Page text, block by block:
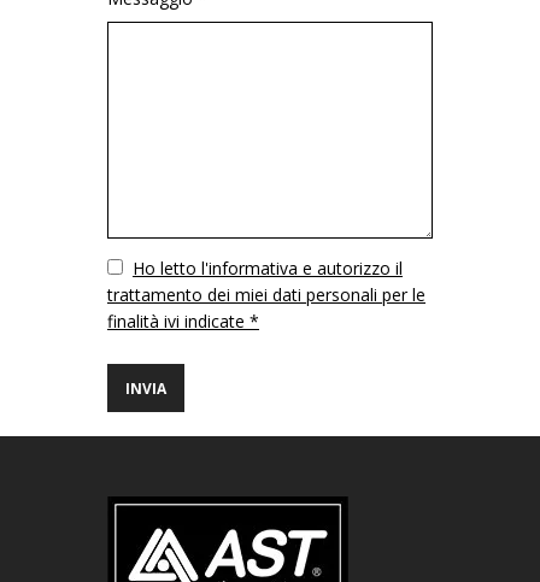
VuotoHo letto l'informativa e autorizzo il
trattamento dei miei dati personali per le
finalità ivi indicate *